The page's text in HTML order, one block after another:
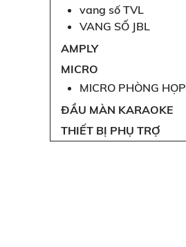
vang số TVL
VANG SỐ JBL
AMPLY
MICRO
MICRO PHÒNG HỌP
ĐẦU MÀN KARAOKE
THIẾT BỊ PHỤ TRỢ